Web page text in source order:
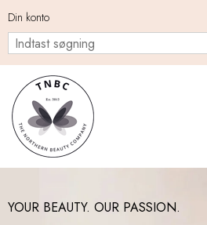
Din konto
YOUR BEAUTY. OUR PASSION.